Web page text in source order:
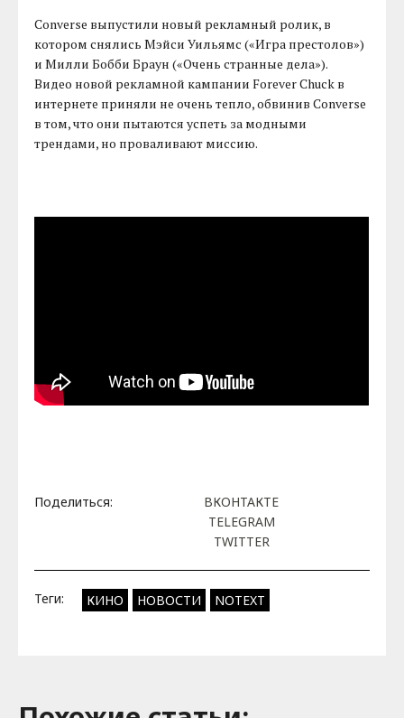
Converse выпустили новый рекламный ролик, в
котором снялись Мэйси Уильямс («Игра престолов»)
и Милли Бобби Браун («Очень странные дела»).
Видео новой рекламной кампании Forever Chuck в
интернете приняли не очень тепло, обвинив Converse
в том, что они пытаются успеть за модными
трендами, но проваливают миссию.
Поделиться:
ВКОНТАКТЕ
TELEGRAM
TWITTER
Теги: КИНО НОВОСТИ NOTEXT